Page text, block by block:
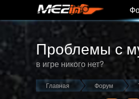
Проблемы с
в игре никого нет?
Главная Форум